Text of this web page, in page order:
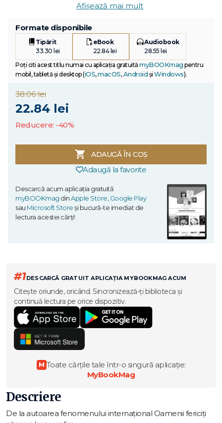
Afișează mai mult
Formate disponibile
Tipărit
33.30 lei
eBook
22.84 lei
Audiobook
28.55 lei
Poți citi acest titlu numai cu aplicația gratuitămyBOOKmag pentru
mobil, tabletă și desktop (iOS,macOS,Android și Windows).
38.06 lei
22.84 lei
Reducere: -40%
ADAUGĂ ÎN COȘ
Adaugă la favorite
Descarcă acum aplicația gratuită
myBOOKmag dinApple Store Google Play
sau Microsoft Storeși bucură-te imediat de
lectura acestei cărți!
#1DESCARCĂ GRATUIT APLICAȚIA MYBOOKMAG ACUM
Citește oriunde, oricând. Sincronizează-ți biblioteca și
continuă lectura pe orice dispozitiv.
M Toate cărțile tale într-o singură aplicație:
MyBookMag
Descriere
De la autoarea fenomenului internaţional Oamenii fericiţi